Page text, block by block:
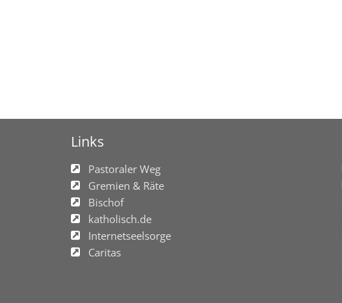
Links
Pastoraler Weg
Gremien & Räte
Bischof
katholisch.de
Internetseelsorge
Caritas